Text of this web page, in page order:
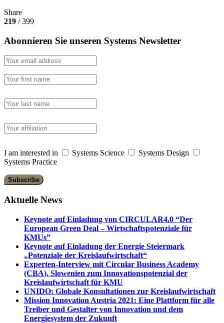
Share
219 / 399
Abonnieren Sie unseren Systems Newsletter
I am interested in Systems Science
Systems Design
Systems Practice
Aktuelle News
Keynote auf Einladung von CIRCULAR4.0 “Der
European Green Deal – Wirtschaftspotenziale für
KMUs”
Keynote auf Einladung der Energie Steiermark
„Potenziale der Kreislaufwirtschaft“
Experten-Interview mit Circular Business Academy
(CBA), Slowenien zum Innovationspotenzial der
Kreislaufwirtschaft für KMU
UNIDO: Globale Konsultationen zur Kreislaufwirtschaft
Mission Innovation Austria 2021: Eine Plattform für alle
Treiber und Gestalter von Innovation und dem
Energiesystem der Zukunft